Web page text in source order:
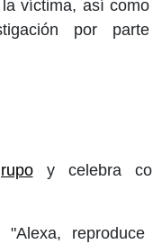
víctima, así
por
y celebra